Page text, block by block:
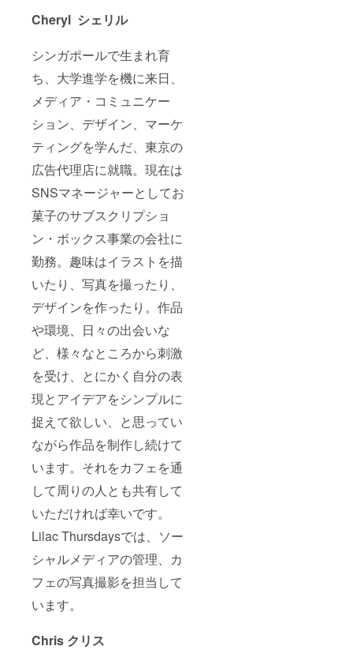
Cheryl シェリル
シンガポールで生まれ育
ち、大学進学を機に来日、
メディア・コミュニケー
ション、デザイン、マーケ
ティングを学んだ、東京の
広告代理店に就職。現在は
SNSマネージャーとしてお
菓子のサブスクリプショ
ン・ボックス事業の会社に
勤務。趣味はイラストを描
いたり、写真を撮ったり、
デザインを作ったり。作品
や環境、日々の出会いな
ど、様々なところから刺激
を受け、とにかく自分の表
現とアイデアをシンプルに
捉えて欲しい、と思ってい
ながら作品を制作し続けて
います。それをカフェを通
して周りの人とも共有して
いただければ幸いです。
Lilac Thursdaysでは、ソー
シャルメディアの管理、カ
フェの写真撮影を担当して
います。
Chris クリス